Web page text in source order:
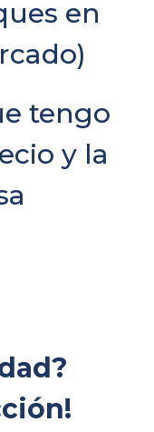
en
tengo
y la